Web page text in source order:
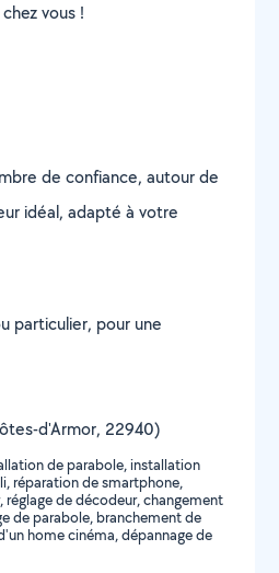
vous !
de confiance, autour de
idéal, adapté à votre
particulier, pour une
d'Armor, 22940)
de parabole, installation
réparation de smartphone,
de décodeur, changement
de parabole, branchement de
home cinéma, dépannage de